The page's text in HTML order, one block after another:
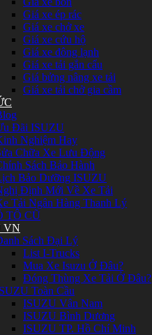
Giá xe ép rác
Giá xe chở xe
Giá xe cứu hộ
Giá xe đông lạnh
Giá xe tải gắn cẩu
Giá bửng nâng xe tải
Giá xe tải chở gia cầm
Đãi ISUZU
Nghiệm Hay
Chữa Xe Lưu Động
Sách Bảo Hành
Bảo Dưỡng ISUZU
Định Mới Về Xe Tải
Tải Ngân Hàng Thanh Lý
TÔ CŨ
VN
Sách Đại Lý
List I-Trucks
Mua Xe Isuzu Ở Đâu?
Đóng Thùng Xe Tải Ở Đâu?
Toàn Cầu
ISUZU Vân Nam
ISUZU Bình Dương
ISUZU TP. Hồ Chí Minh